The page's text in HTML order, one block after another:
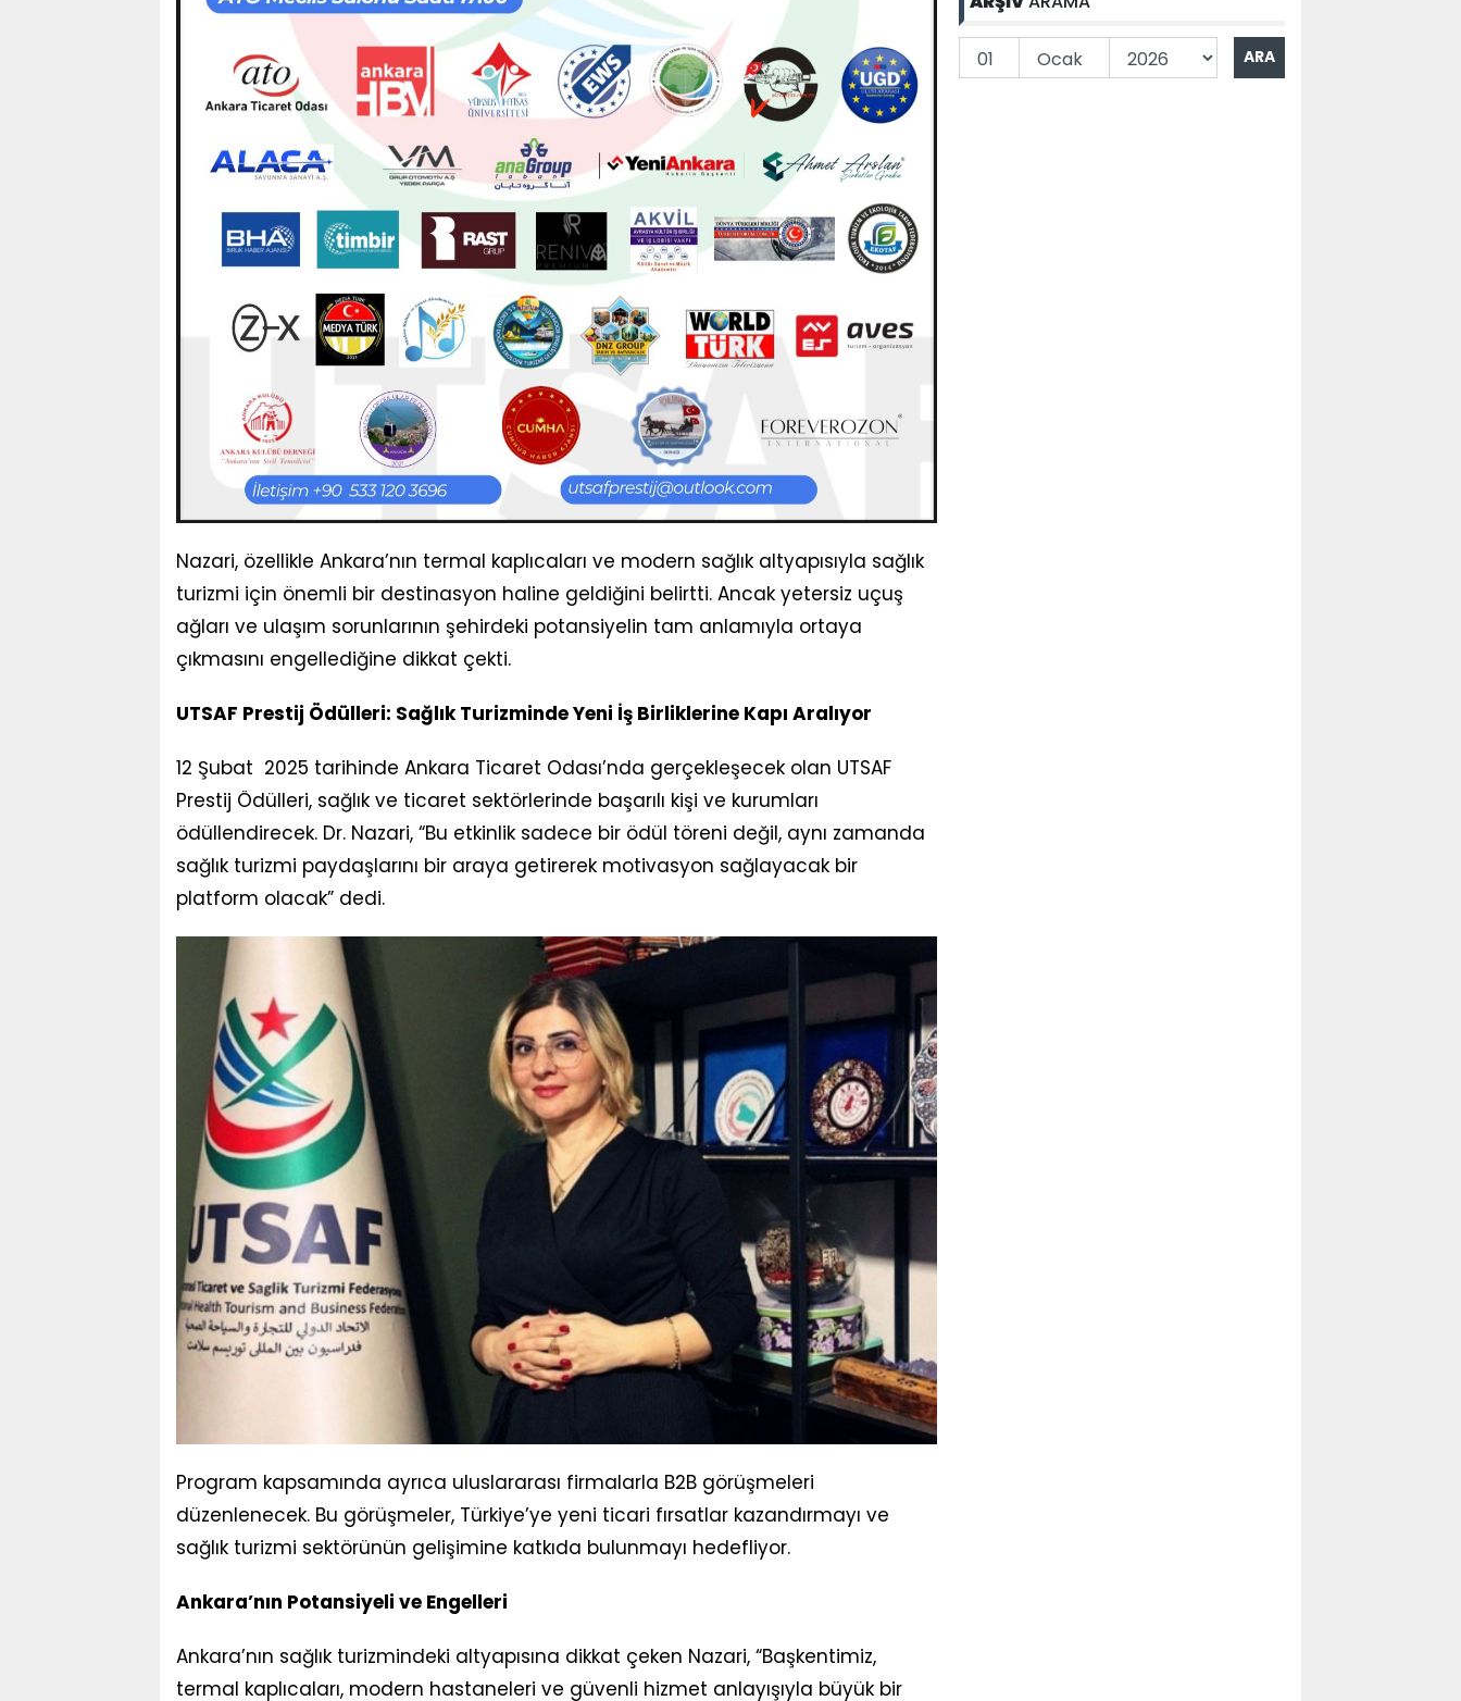
Nazari, özellikle Ankara’nın termal kaplıcaları ve modern sağlık altyapısıyla sağlık
turizmi için önemli bir destinasyon haline geldiğini belirtti. Ancak yetersiz uçuş
ağları ve ulaşım sorunlarının şehirdeki potansiyelin tam anlamıyla ortaya
çıkmasını engellediğine dikkat çekti.
UTSAF Prestij Ödülleri: Sağlık Turizminde Yeni İş Birliklerine Kapı Aralıyor
12 Şubat 2025 tarihinde Ankara Ticaret Odası’nda gerçekleşecek olan UTSAF
Prestij Ödülleri, sağlık ve ticaret sektörlerinde başarılı kişi ve kurumları
ödüllendirecek. Dr. Nazari, “Bu etkinlik sadece bir ödül töreni değil, aynı zamanda
sağlık turizmi paydaşlarını bir araya getirerek motivasyon sağlayacak bir
platform olacak” dedi.
Program kapsamında ayrıca uluslararası firmalarla B2B görüşmeleri
düzenlenecek. Bu görüşmeler, Türkiye’ye yeni ticari fırsatlar kazandırmayı ve
sağlık turizmi sektörünün gelişimine katkıda bulunmayı hedefliyor.
Ankara’nın Potansiyeli ve Engelleri
Ankara’nın sağlık turizmindeki altyapısına dikkat çeken Nazari, “Başkentimiz,
termal kaplıcaları, modern hastaneleri ve güvenli hizmet anlayışıyla büyük bir